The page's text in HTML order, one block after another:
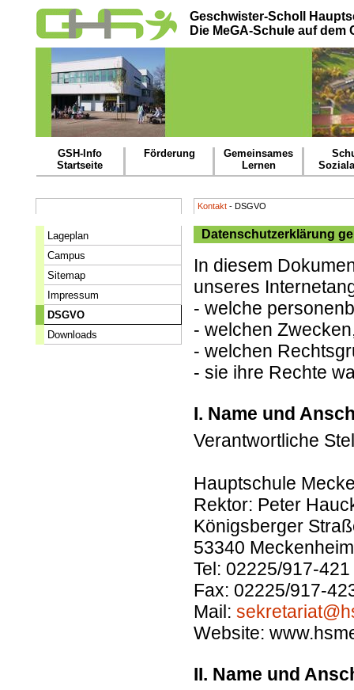
Geschwister-Scholl
Die MeGA-Schule auf dem
GSH-Info
Startseite
Förderung
Gemeinsames
Lernen
Lageplan
Campus
Sitemap
Impressum
DSGVO
Downloads
Kontakt - DSGVO
Datenschutzerklärung
In diesem
unseres
- welche
- welchen
- welchen
- sie ihre Rechte
I. Name und
Verantwortliche
Hauptschule
Rektor: Peter
Königsberger
53340 Meckenheim
Tel: 02225/917-421
Fax: 02225/917-
Mail:
Website:
II. Name und